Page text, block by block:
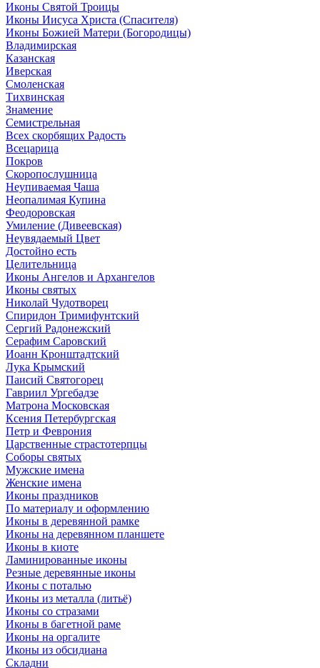
Иконы Святой Троицы
Иконы Иисуса Христа (Спасителя)
Иконы Божией Матери (Богородицы)
Владимирская
Казанская
Иверская
Смоленская
Тихвинская
Знамение
Семистрельная
Всех скорбящих Радость
Всецарица
Покров
Скоропослушница
Неупиваемая Чаша
Неопалимая Купина
Феодоровская
Умиление (Дивеевская)
Неувядаемый Цвет
Достойно есть
Целительница
Иконы Ангелов и Архангелов
Иконы святых
Николай Чудотворец
Спиридон Тримифунтский
Сергий Радонежский
Серафим Саровский
Иоанн Кронштадтский
Лука Крымский
Паисий Святогорец
Гавриил Ургебадзе
Матрона Московская
Ксения Петербургская
Петр и Феврония
Царственные страстотерпцы
Соборы святых
Мужские имена
Женские имена
Иконы праздников
По материалу и оформлению
Иконы в деревянной рамке
Иконы на деревянном планшете
Иконы в киоте
Ламинированные иконы
Резные деревянные иконы
Иконы с поталью
Иконы из металла (литьё)
Иконы со стразами
Иконы в багетной раме
Иконы на оргалите
Иконы из обсидиана
Складни